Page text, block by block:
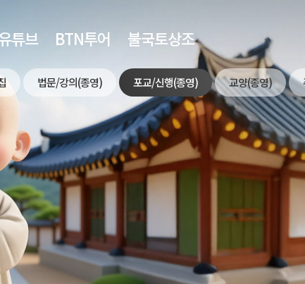
튜브 BTN투어 불국토상조
법문/강의(종영) 포교/신행(종영) 교양(종영)